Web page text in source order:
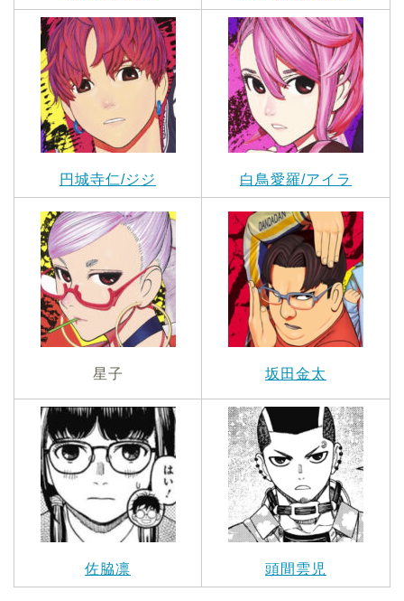
円城寺仁/ジジ 白鳥愛羅/アイラ
星子 坂田金太
佐脇凛 頭間雲児